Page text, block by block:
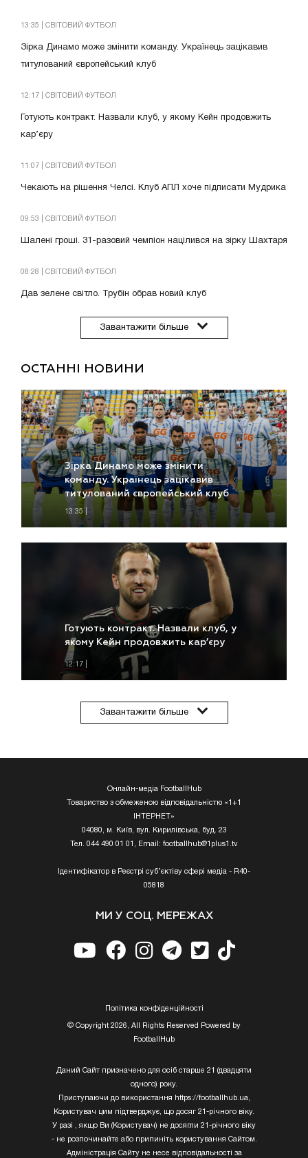
13:35 | СВІТОВИЙ ФУТБОЛ
Зірка Динамо може змінити команду. Українець зацікавив
титулований європейський клуб
12:17 | СВІТОВИЙ ФУТБОЛ
Готують контракт. Назвали клуб, у якому Кейн продовжить
кар’єру
11:07 | СВІТОВИЙ ФУТБОЛ
Чекають на рішення Челсі. Клуб АПЛ хоче підписати Мудрика
09:53 | СВІТОВИЙ ФУТБОЛ
Шалені гроші. 31-разовий чемпіон націлився на зірку Шахтаря
08:28 | СВІТОВИЙ ФУТБОЛ
Дав зелене світло. Трубін обрав новий клуб
Завантажити більше
ОСТАННІ НОВИНИ
Зірка Динамо може змінити
команду. Українець зацікавив
титулований європейський клуб
13:35 |
Готують контракт. Назвали клуб, у
якому Кейн продовжить кар’єру
12:17 |
АПЛ хоче підписати Мудрика
націлився на зірку Шахтаря
Дав зелене світло. Трубін обрав
новий клуб
08:28 |
Завантажити більше
Онлайн-медіа FootballHub
Товариство з обмеженою відповідальністю «1+1
ІНТЕРНЕТ»
04080, м. Київ, вул. Кирилівська, буд. 23
Тел. 044 490 01 01, Email: footballhub@1plus1.tv
Ідентифікатор в Реєстрі суб’єктіву сфері медіа - R40-
05818
МИ У СОЦ. МЕРЕЖАХ
Полiтика конфiденцiйностi
© Copyright 2026, All Rights Reserved Powered by
FootballHub
Даний Сайт призначено для осіб старше 21 (двадцяти
одного) року.
Приступаючи до використання https://footballhub.ua,
Користувач цим підтверджує, що досяг 21-річного віку.
У разі , якщо Ви (Користувач) не досягли 21-річного віку
- не розпочинайте або припиніть користування Сайтом.
Адміністрація Сайту не несе відповідальності за